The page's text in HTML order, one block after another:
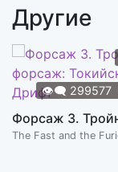
Другие
👁️‍🗨️ 299577